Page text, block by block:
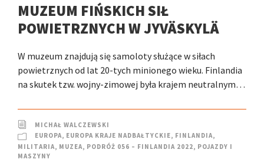
MUZEUM FIŃSKICH SIŁ
POWIETRZNYCH W JYVÄSKYLÄ
W muzeum znajdują się samoloty służące w siłach
powietrznych od lat 20-tych minionego wieku. Finlandia
na skutek tzw. wojny-zimowej była krajem neutralnym…
MICHAŁ WALCZEWSKI
EUROPA, EUROPA KRAJE NADBAŁTYCKIE, FINLANDIA,
MILITARIA, MUZEA, PODRÓŻ 056 – FINLANDIA 2022, POJAZDY I
MASZYNY